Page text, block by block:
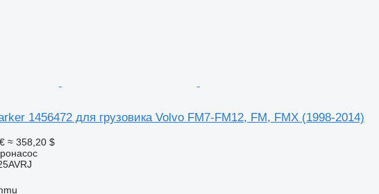
1456472 для грузовика Volvo FM7-FM12, FM, FMX (1998-2014)
≈ 358,20 $